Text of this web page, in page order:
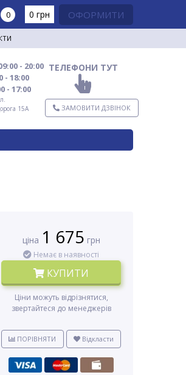
0 0 грн ОФОРМИТИ
- 20:00
- 18:00
- 17:00
15А
ТЕЛЕФОНИ ТУТ
ЗАМОВИТИ ДЗВІНОК
ціна 1 675 грн
Немає в наявності
КУПИТИ
Ціни можуть відрізнятися,
звертайтеся до менеджерів
ПОРІВНЯТИ Відкласти